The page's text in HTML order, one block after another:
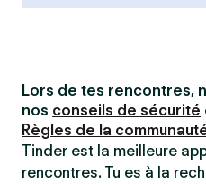
Lors de tes rencontres,
nos conseils de sécurité
Règles de la
Tinder est la meilleure
rencontres. Tu es à la